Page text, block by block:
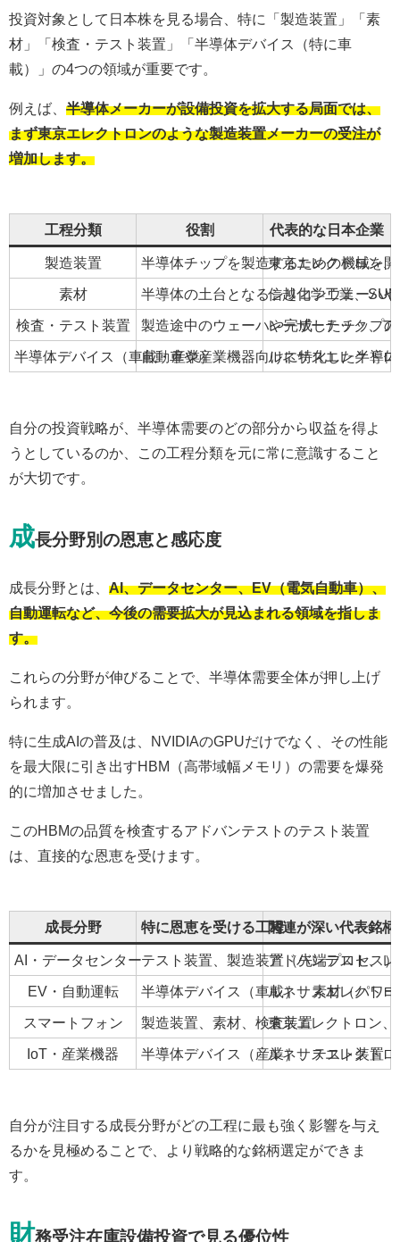
投資対象として日本株を見る場合、特に「製造装置」「素
材」「検査・テスト装置」「半導体デバイス（特に車
載）」の4つの領域が重要です。
例えば、 半導体メーカーが設備投資を拡大する局面では、
まず東京エレクトロンのような製造装置メーカーの受注が
増加します。
工程分類 役割 代表的な日本企業
製造装置 半導体チップを製造するための機械を
東京エレクトロン
素材 半導体の土台となるシリコンウェーハ
信越化学工業、
検査・テスト装置 製造途中のウェーハや完成したチップ
レーザーテック、
半導体デバイス（車載・産業）自動車や産業機器向けに特化した半導
ルネサスエレクト
自分の投資戦略が、半導体需要のどの部分から収益を得よ
うとしているのか、この工程分類を元に常に意識すること
が大切です。
成長分野別の恩恵と感応度
成長分野とは、 AI、データセンター、EV（電気自動車）、
自動運転など、今後の需要拡大が見込まれる領域を指しま
す。
これらの分野が伸びることで、半導体需要全体が押し上げ
られます。
特に生成AIの普及は、NVIDIAのGPUだけでなく、その性能
を最大限に引き出すHBM（高帯域幅メモリ）の需要を爆発
的に増加させました。
このHBMの品質を検査するアドバンテストのテスト装置
は、直接的な恩恵を受けます。
成長分野 特に恩恵を受ける工程関連が深い代表銘柄
AI・データセンターテスト装置、製造装置（先端プロセス）
アドバンテスト、
EV・自動運転 半導体デバイス（車載）、素材（パワ
ルネサスエレクト
スマートフォン 製造装置、素材、検査装置東京エレクトロン
IoT・産業機器 半導体デバイス（産業）、テスト装置
ルネサスエレクト
自分が注目する成長分野がどの工程に最も強く影響を与え
るかを見極めることで、より戦略的な銘柄選定ができま
す。
財務受注在庫設備投資で見る優位性